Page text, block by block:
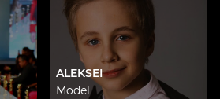
ALEKSEI
Model